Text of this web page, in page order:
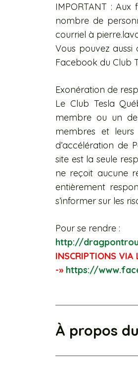
IMPORTANT :
nombre de
courriel à
Vous pouvez
Facebook du Club
Exonération de
Le Club Tesla
membre ou un
membres et
d’accélération de
site est la seule
ne reçoit aucune
entièrement
s’informer sur les
Pour se rendre :
http://
INSCRIPTIONS VIA
-» https://
À propos